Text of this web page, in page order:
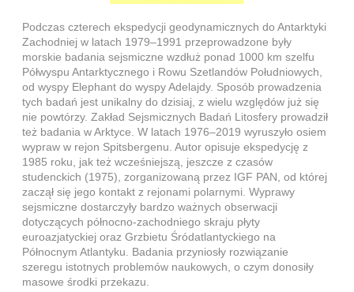
Podczas czterech ekspedycji geodynamicznych do Antarktyki
Zachodniej w latach 1979–1991 przeprowadzone były
morskie badania sejsmiczne wzdłuż ponad 1000 km szelfu
Półwyspu Antarktycznego i Rowu Szetlandów Południowych,
od wyspy Elephant do wyspy Adelajdy. Sposób prowadzenia
tych badań jest unikalny do dzisiaj, z wielu względów już się
nie powtórzy. Zakład Sejsmicznych Badań Litosfery prowadził
też badania w Arktyce. W latach 1976–2019 wyruszyło osiem
wypraw w rejon Spitsbergenu. Autor opisuje ekspedycję z
1985 roku, jak też wcześniejszą, jeszcze z czasów
studenckich (1975), zorganizowaną przez IGF PAN, od której
zaczął się jego kontakt z rejonami polarnymi. Wyprawy
sejsmiczne dostarczyły bardzo ważnych obserwacji
dotyczących północno-zachodniego skraju płyty
euroazjatyckiej oraz Grzbietu Śródatlantyckiego na
Północnym Atlantyku. Badania przyniosły rozwiązanie
szeregu istotnych problemów naukowych, o czym donosiły
masowe środki przekazu.